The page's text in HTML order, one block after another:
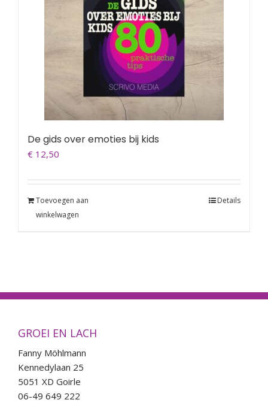
De gids over emoties bij kids
€ 12,50
Toevoegen aan
winkelwagen
Details
GROEI EN LACH
Fanny Möhlmann
Kennedylaan 25
5051 XD Goirle
06-49 649 222